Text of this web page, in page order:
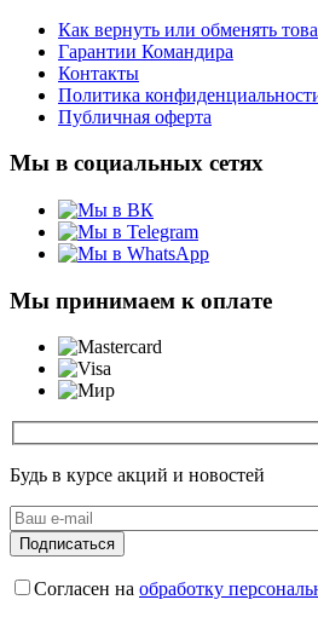
Как вернуть или обменять
Гарантии Командира
Контакты
Политика
Публичная оферта
Мы в социальных сетях
Мы принимаем к оплате
Будь в курсе акций и новостей
Согласен на обработку